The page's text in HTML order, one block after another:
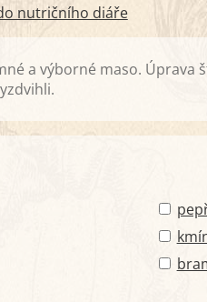
nutričního diáře
a výborné maso.